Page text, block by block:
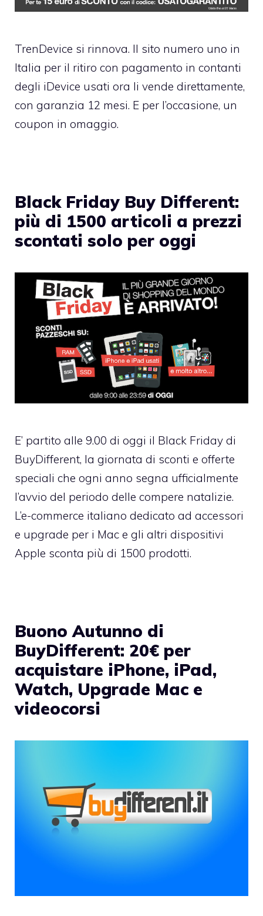
TrenDevice si rinnova. Il sito numero uno in
Italia per il ritiro con pagamento in contanti
degli iDevice usati ora li vende direttamente,
con garanzia 12 mesi. E per l’occasione, un
coupon in omaggio.
Black Friday Buy Different:
più di 1500 articoli a prezzi
scontati solo per oggi
E’ partito alle 9.00 di oggi il Black Friday di
BuyDifferent, la giornata di sconti e offerte
speciali che ogni anno segna ufficialmente
l’avvio del periodo delle compere natalizie.
L’e-commerce italiano dedicato ad accessori
e upgrade per i Mac e gli altri dispositivi
Apple sconta più di 1500 prodotti.
Buono Autunno di
BuyDifferent: 20€ per
acquistare iPhone, iPad,
Watch, Upgrade Mac e
videocorsi